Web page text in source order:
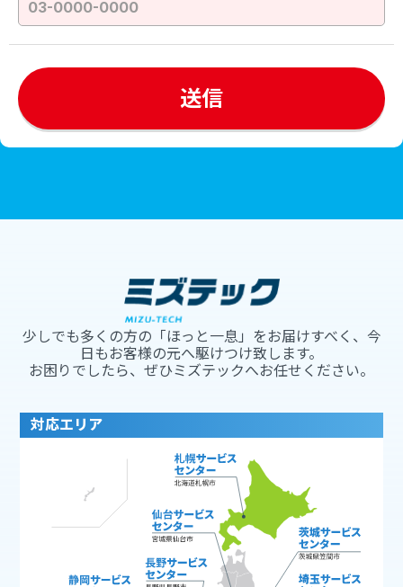
少しでも多くの方の「ほっと一息」をお届けすべく、今
日もお客様の元へ駆けつけ致します。
お困りでしたら、ぜひミズテックへお任せください。
対応エリア